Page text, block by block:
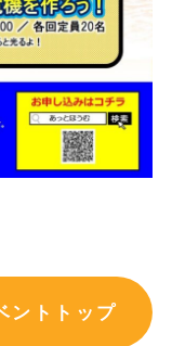
ントトップ